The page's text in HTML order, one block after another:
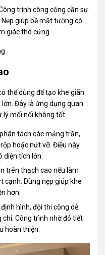
trình công cộng cần sự
giúp bề mặt tường có
giác thô cứng.
thể dùng để tạo khe giãn
Đây là ứng dụng quan
lý mối nối không tốt.
tách các mảng trần,
hoặc nứt vỡ. Điều này
diện tích lớn.
trên thạch cao nếu làm
cạnh. Dùng nẹp giúp khe
hơn.
định hình, đội thi công dễ
Công trình nhờ đó tiết
hoàn thiện.